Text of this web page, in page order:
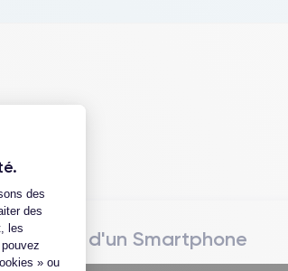
: Personnalisez vos
des
des
les
» ou
Parcours d'un Smartphone